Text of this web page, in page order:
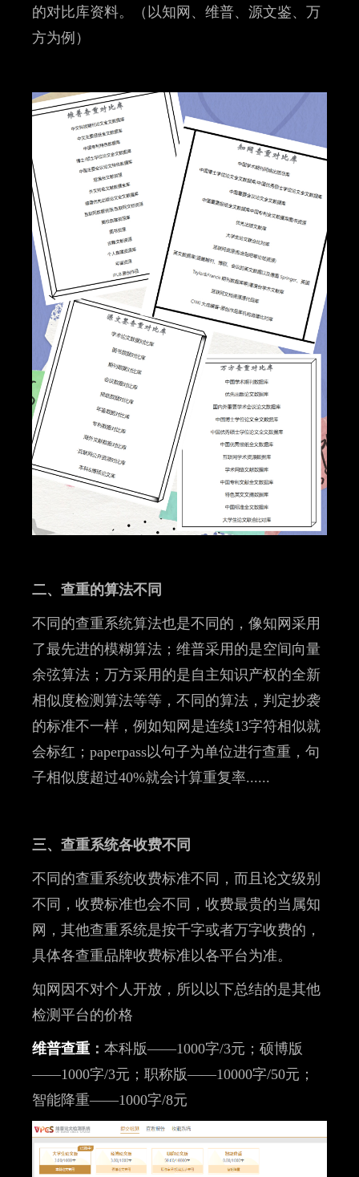
的对比库资料。（以知网、维普、源文鉴、万
方为例）
二、查重的算法不同
不同的查重系统算法也是不同的，像知网采用
了最先进的模糊算法；维普采用的是空间向量
余弦算法；万方采用的是自主知识产权的全新
相似度检测算法等等，不同的算法，判定抄袭
的标准不一样，例如知网是连续13字符相似就
会标红；paperpass以句子为单位进行查重，句
子相似度超过40%就会计算重复率......
三、查重系统各收费不同
不同的查重系统收费标准不同，而且论文级别
不同，收费标准也会不同，收费最贵的当属知
网，其他查重系统是按千字或者万字收费的，
具体各查重品牌收费标准以各平台为准。
知网因不对个人开放，所以以下总结的是其他
检测平台的价格
维普查重 ： 本科版——1000字/3元；硕博版
——1000字/3元；职称版——10000字/50元；
智能降重——1000字/8元